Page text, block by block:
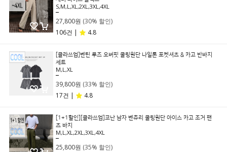
S,M,L,XL,2XL,3XL,4XL
27,800원 (30% 할인)
106건 |
4.8
[클라쓰업]벤틴 루즈 오버핏 쿨링원단 나일론 포켓셔츠 & 카고 반바지
세트
M,L,XL
39,800원 (33% 할인)
17건 |
4.8
[1+1할인][클라쓰업]코난 남자 벤츄리 쿨링원단 아이스 카고 조거 팬
츠 바지
M,L,XL,2XL,3XL,4XL
25,800원 (35% 할인)